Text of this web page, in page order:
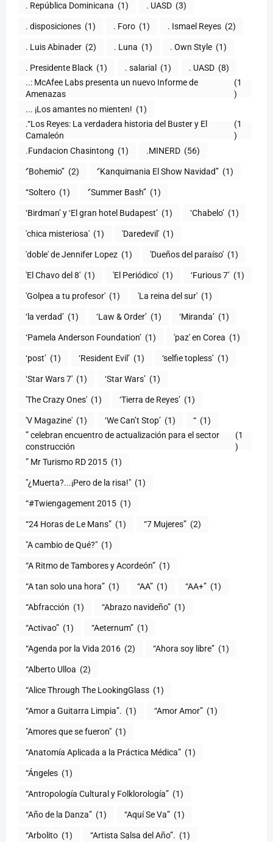
. República Dominicana (1) . UASD (3)
. disposiciones (1) . Foro (1) . Ismael Reyes (2)
. Luis Abinader (2) . Luna (1) . Own Style (1)
. Presidente Black (1) . salarial (1) . UASD (8)
..: McAfee Labs presenta un nuevo Informe de
(1
)
... ¡Los amantes no mienten! (1)
.“Los Reyes: La verdadera historia del Buster y El
Camaleón
(1
)
.Fundacion Chasintong (1) .MINERD (56)
‘’Bohemio’’ (2) ‘’Kanquimania El Show Navidad’’ (1)
‘‘Soltero (1) ‘’Summer Bash’’ (1)
‘Birdman’ y ‘El gran hotel Budapest’ (1) ‘Chabelo’ (1)
'chica misteriosa' (1) 'Daredevil' (1)
'doble' de Jennifer Lopez (1) 'Dueños del paraíso' (1)
'El Chavo del 8' (1) 'El Periódico' (1) ‘Furious 7’ (1)
'Golpea a tu profesor' (1) 'La reina del sur' (1)
‘la verdad’ (1) ‘Law & Order’ (1) ‘Miranda’ (1)
‘Pamela Anderson Foundation’ (1) 'paz' en Corea (1)
‘post’ (1) ‘Resident Evil’ (1) ‘selfie topless’ (1)
‘Star Wars 7′ (1) ‘Star Wars’ (1)
'The Crazy Ones' (1) ‘Tierra de Reyes’ (1)
'V Magazine' (1) ‘We Can’t Stop’ (1) “ (1)
” celebran encuentro de actualización para el sector
construcción
(1
)
” Mr Turismo RD 2015 (1)
"¿Muerta?...¡Pero de la risa!" (1)
“#Twiengagement 2015 (1)
“24 Horas de Le Mans” (1) “7 Mujeres” (2)
(1)
“A Ritmo de Tambores y Acordeón” (1)
“A tan solo una hora” (1) “AA” (1) “AA+” (1)
“Abfracción (1) “Abrazo navideño” (1)
“Activao” (1) “Aeternum” (1)
“Agenda por la Vida 2016 (2) “Ahora soy libre” (1)
“Alberto Ulloa (2)
“Alice Through The LookingGlass (1)
“Amor a Guitarra Limpia”. (1) “Amor Amor” (1)
"Amores que se fueron" (1)
“Anatomía Aplicada a la Práctica Médica” (1)
“Ángeles (1)
“Antropología Cultural y Folklorología” (1)
“Año de la Danza” (1) “Aquí Se Va” (1)
“Arbolito (1) “Artista Salsa del Año”. (1)